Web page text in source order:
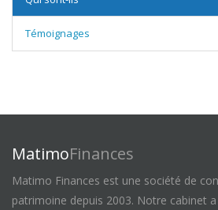
Témoignages
MatimoFinances
Matimo Finances est une société de
patrimoine depuis 2003. Notre cabinet